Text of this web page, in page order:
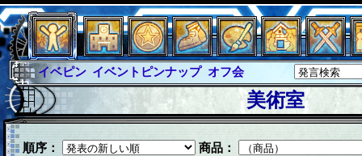
イベピン イベントピンナップ オフ会
グラシャ
グラシャ・ラボラス
グローバルジャスティス サイキックハーツ
サイキックハーツ大戦 シュラウド
ソロモン
美術室
順序： 商品：